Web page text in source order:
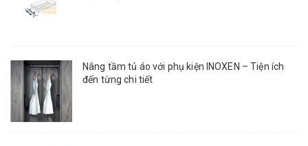
Nâng tầm tủ áo với phụ kiện INOXEN – Tiện ích
đến từng chi tiết